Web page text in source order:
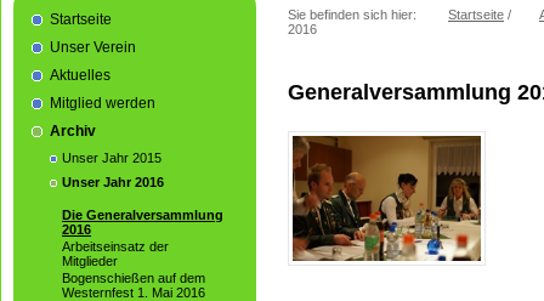
Startseite
Unser Verein
Aktuelles
Mitglied werden
Archiv
Unser Jahr 2015
Unser Jahr 2016
Die Generalversammlung
2016
Arbeitseinsatz der
Mitglieder
Bogenschießen auf dem
Westernfest 1. Mai 2016
Sie befinden sich hier: Startseite /
2016
Generalversammlung